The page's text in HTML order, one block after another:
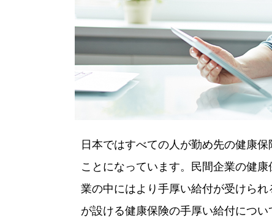
日本ではすべての人が勤め先の健康
ことになっています。民間企業の健
業の中にはより手厚い給付が受けら
が設ける健康保険の手厚い給付につい